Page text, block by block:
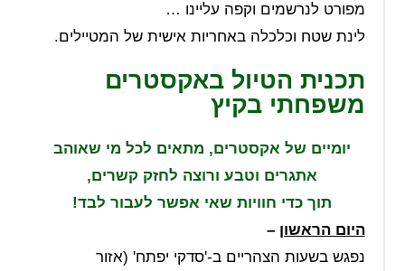
מפורט לנרשמים וקפה עליינו …
לינת שטח וכלכלה באחריות אישית של המטיילים.
תכנית הטיול באקסטרים
משפחתי בקיץ
יומיים של אקסטרים, מתאים לכל מי שאוהב
אתגרים וטבע ורוצה לחזק קשרים,
תוך כדי חוויות שאי אפשר לעבור לבד!
היום הראשון –
נפגש בשעות הצהריים ב-'סדקי יפתח' (אזור